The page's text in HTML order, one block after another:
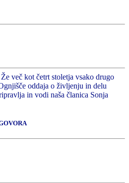
Že več kot četrt stoletja vsako drugo
oddaja o življenju in delu
in vodi naša članica Sonja